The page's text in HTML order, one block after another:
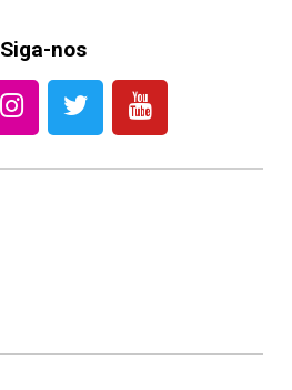
Siga-nos